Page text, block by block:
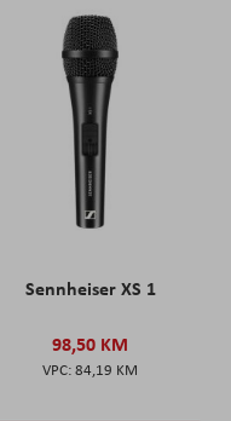
Sennheiser XS 1
98,50 KM
84,19 KM